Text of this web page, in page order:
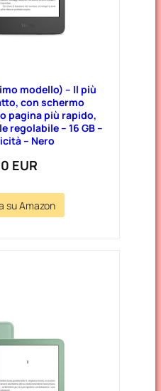
modello) – Il più
con schermo
pagina più rapido,
regolabile – 16 GB –
– Nero
EUR
su Amazon